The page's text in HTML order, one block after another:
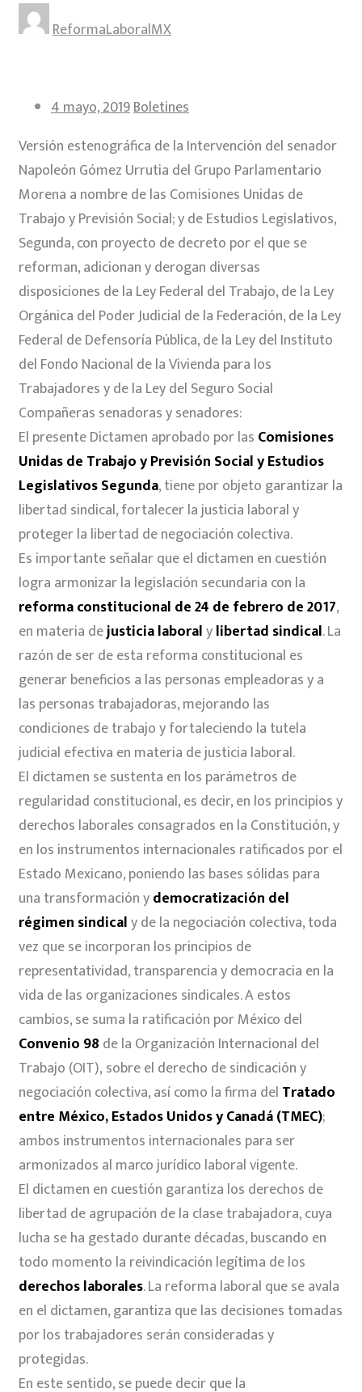
ReformaLaboralMX
4 mayo, 2019Boletines
Versión estenográfica de la Intervención del senador
Napoleón Gómez Urrutia del Grupo Parlamentario
Morena a nombre de las Comisiones Unidas de
Trabajo y Previsión Social; y de Estudios Legislativos,
Segunda, con proyecto de decreto por el que se
reforman, adicionan y derogan diversas
disposiciones de la Ley Federal del Trabajo, de la Ley
Orgánica del Poder Judicial de la Federación, de la Ley
Federal de Defensoría Pública, de la Ley del Instituto
del Fondo Nacional de la Vivienda para los
Trabajadores y de la Ley del Seguro Social
Compañeras senadoras y senadores:
El presente Dictamen aprobado por las Comisiones
Unidas de Trabajo y Previsión Social y Estudios
Legislativos Segunda, tiene por objeto garantizar la
libertad sindical, fortalecer la justicia laboral y
proteger la libertad de negociación colectiva.
Es importante señalar que el dictamen en cuestión
logra armonizar la legislación secundaria con la
reforma constitucional de 24 de febrero de 2017,
en materia dejusticia laboralylibertad sindical. La
razón de ser de esta reforma constitucional es
generar beneficios a las personas empleadoras y a
las personas trabajadoras, mejorando las
condiciones de trabajo y fortaleciendo la tutela
judicial efectiva en materia de justicia laboral.
El dictamen se sustenta en los parámetros de
regularidad constitucional, es decir, en los principios y
derechos laborales consagrados en la Constitución, y
en los instrumentos internacionales ratificados por el
Estado Mexicano, poniendo las bases sólidas para
una transformación ydemocratización del
régimen sindicaly de la negociación colectiva, toda
vez que se incorporan los principios de
representatividad, transparencia y democracia en la
vida de las organizaciones sindicales. A estos
cambios, se suma la ratificación por México del
Convenio 98 de la Organización Internacional del
Trabajo (OIT), sobre el derecho de sindicación y
negociación colectiva, así como la firma del Tratado
entre México, Estados Unidos y Canadá (TMEC);
ambos instrumentos internacionales para ser
armonizados al marco jurídico laboral vigente.
El dictamen en cuestión garantiza los derechos de
libertad de agrupación de la clase trabajadora, cuya
lucha se ha gestado durante décadas, buscando en
todo momento la reivindicación legítima de los
derechos laborales. La reforma laboral que se avala
en el dictamen, garantiza que las decisiones tomadas
por los trabajadores serán consideradas y
protegidas.
En este sentido, se puede decir que la